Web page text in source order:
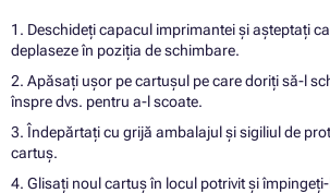
1. Deschideți capacul imprimantei și așteptați
deplaseze în poziția de schimbare.
2. Apăsați ușor pe cartușul pe care doriți să-l
înspre dvs. pentru a-l scoate.
3. Îndepărtați cu grijă ambalajul și sigiliul de
cartuș.
4. Glisați noul cartuș în locul potrivit și